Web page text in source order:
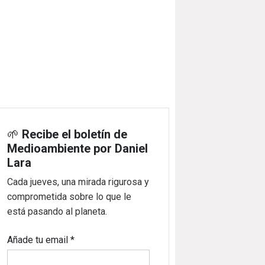
🌱 Recibe el boletín de
Medioambiente por Daniel
Lara
Cada jueves, una mirada rigurosa y
comprometida sobre lo que le
está pasando al planeta.
Añade tu email*